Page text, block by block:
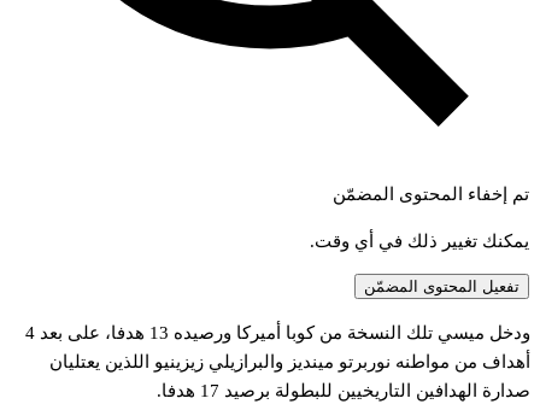
تم إخفاء المحتوى المضمّن
يمكنك تغيير ذلك في أي وقت.
تفعيل المحتوى المضمّن
ودخل ميسي تلك النسخة من كوبا أميركا ورصيده 13 هدفا، على بعد 4
أهداف من مواطنه نوربرتو مينديز والبرازيلي زيزينيو اللذين يعتليان
صدارة الهدافين التاريخيين للبطولة برصيد 17 هدفا.